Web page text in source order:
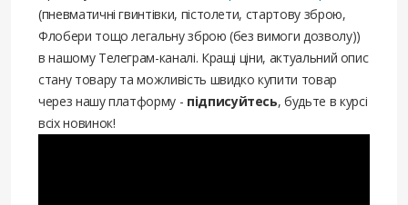
(пневматичні гвинтівки, пістолети, стартову зброю,
Флобери тощо легальну зброю (без вимоги дозволу))
в нашому Телеграм-каналі. Кращі ціни, актуальний опис
стану товару та можливість швидко купити товар
через нашу платформу - підписуйтесь, будьте в курсі
всіх новинок!